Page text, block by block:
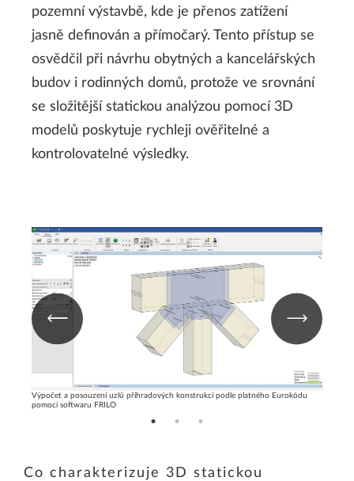
pozemní výstavbě, kde je přenos zatížení
jasně definován a přímočarý. Tento přístup se
osvědčil při návrhu obytných a kancelářských
budov i rodinných domů, protože ve srovnání
se složitější statickou analýzou pomocí 3D
modelů poskytuje rychleji ověřitelné a
kontrolovatelné výsledky.
Výpočet a posouzení uzlů příhradových konstrukcí podle platného Eurokódu
pomocí softwaru FRILO
Co charakterizuje 3D statickou